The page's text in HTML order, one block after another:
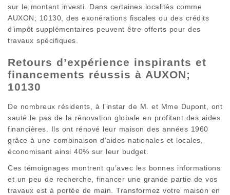
sur le montant investi. Dans certaines localités comme
AUXON; 10130, des exonérations fiscales ou des crédits
d’impôt supplémentaires peuvent être offerts pour des
travaux spécifiques.
Retours d’expérience inspirants et
financements réussis à AUXON;
10130
De nombreux résidents, à l’instar de M. et Mme Dupont, ont
sauté le pas de la rénovation globale en profitant des aides
financières. Ils ont rénové leur maison des années 1960
grâce à une combinaison d’aides nationales et locales,
économisant ainsi 40% sur leur budget.
Ces témoignages montrent qu’avec les bonnes informations
et un peu de recherche, financer une grande partie de vos
travaux est à portée de main. Transformez votre maison en